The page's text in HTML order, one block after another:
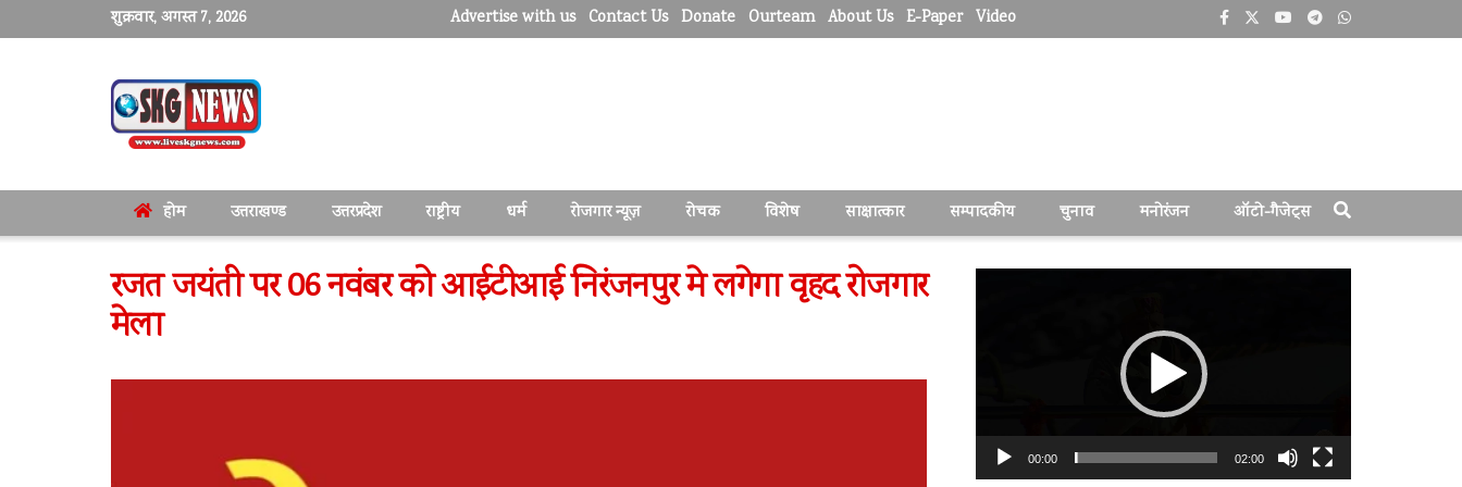
शुक्रवार, अगस्त 7, 2026 Advertise with us Contact Us Donate Ourteam About Us E-Paper Video
होम उत्तराखण्ड उत्तरप्रदेश राष्ट्रीय धर्म रोजगार न्यूज़ रोचक विशेष साक्षात्कार सम्पादकीय चुनाव मनोरंजन ऑटो-गैजेट्स
रजत जयंती पर 06 नवंबर को आईटीआई निरंजनपुर मे लगेगा वृहद रोजगार
मेला
00:00 02:00